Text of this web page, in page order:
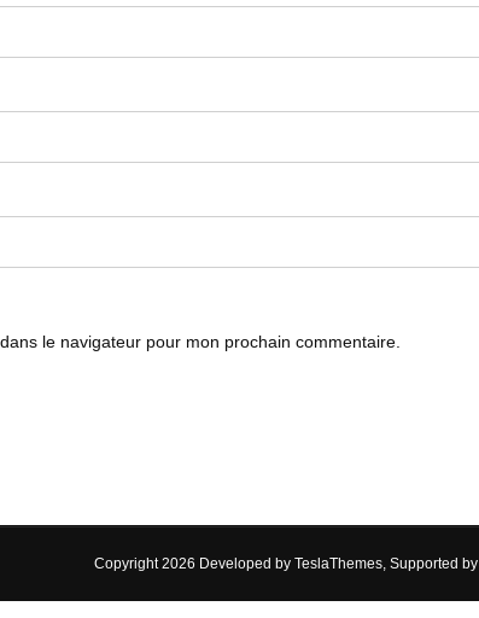
le navigateur pour mon prochain commentaire.
Copyright 2026 Developed by TeslaThemes, Supported by